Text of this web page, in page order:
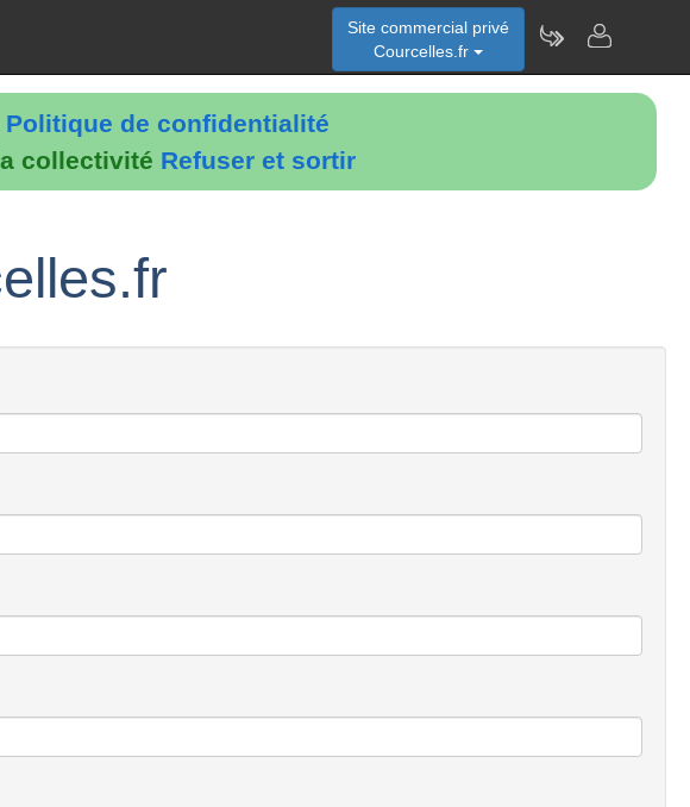
Politique de confidentialité
collectivité Refuser et sortir
Site commercial privé
Courcelles.fr